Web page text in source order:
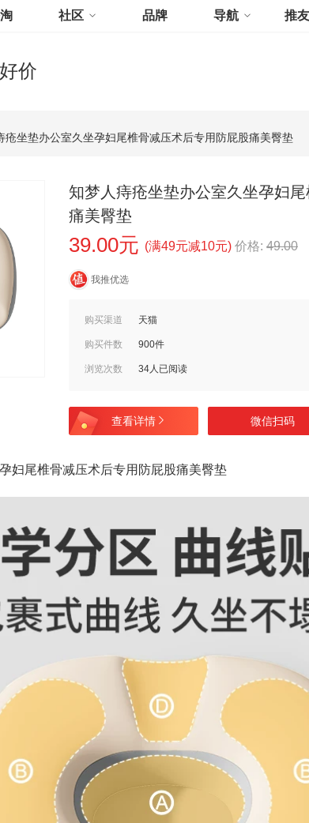
社区 品牌 导航 推
好价
疮坐垫办公室久坐孕妇尾椎骨减压术后专用防屁股痛美臀垫
知梦人痔疮坐垫办公室久坐孕妇
痛美臀垫
39.00元 (满49元减10元) 价格: 49.00
我推优选
购买渠道 天猫
购买件数 900件
浏览次数 34人已阅读
查看详情 微信扫码
妇尾椎骨减压术后专用防屁股痛美臀垫